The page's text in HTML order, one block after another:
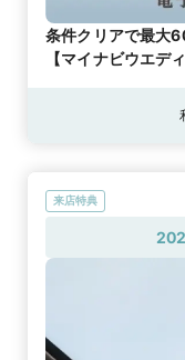
条件クリアで最大
【マイナビウエデ
来店特典